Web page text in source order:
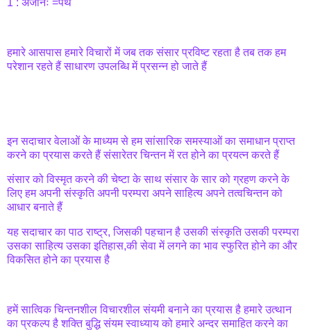
1 : अजनिः =पथ
हमारे आसपास हमारे विचारों में जब तक संसार प्रविष्ट रहता है तब तक हम
परेशान रहते हैं साधारण उपलब्धि में प्रसन्न हो जाते हैं
इन सदाचार वेलाओं के माध्यम से हम सांसारिक समस्याओं का समाधान प्राप्त
करने का प्रयास करते हैं संसारेतर चिन्तन में रत होने का प्रयत्न करते हैं
संसार को विस्मृत करने की चेष्टा के साथ संसार के सार को ग्रहण करने के
लिए हम अपनी संस्कृति अपनी परम्परा अपने साहित्य अपने तत्वचिन्तन को
आधार बनाते हैं
यह सदाचार का पाठ राष्ट्र, जिसकी पहचान है उसकी संस्कृति उसकी परम्परा
उसका साहित्य उसका इतिहास,की सेवा में लगने का भाव स्फुरित होने का और
विकसित होने का प्रयास है
हमें सात्विक चिन्तनशील विचारशील संयमी बनाने का प्रयास है हमारे उत्थान
का प्रकल्प है शक्ति बुद्धि संयम स्वाध्याय को हमारे अन्दर समाहित करने का